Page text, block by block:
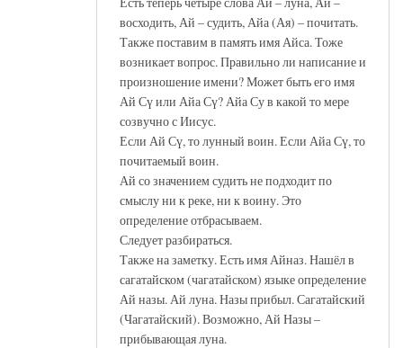
восходить, Ай – судить, Айа (Ая) – почитать.
Также поставим в память имя Айса. Тоже
возникает вопрос. Правильно ли написание и
произношение имени? Может быть его имя
Ай Сү или Айа Сү? Айа Су в какой то мере
созвучно с Иисус.
Если Ай Сү, то лунный воин. Если Айа Сү, то
почитаемый воин.
Ай со значением судить не подходит по
смыслу ни к реке, ни к воину. Это
определение отбрасываем.
Следует разбираться.
Также на заметку. Есть имя Айназ. Нашёл в
сагатайском (чагатайском) языке определение
Ай назы. Ай луна. Назы прибыл. Сагатайский
(Чагатайский). Возможно, Ай Назы –
прибывающая луна.